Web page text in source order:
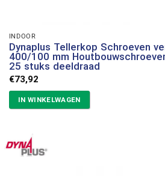
INDOOR
Dynaplus Tellerkop Schroeven
400/100 mm
25 stuks deeldraad
€73,92
IN WINKELWAGEN